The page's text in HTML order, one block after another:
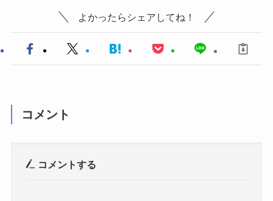
よかったらシェアしてね！
コメント
コメントする